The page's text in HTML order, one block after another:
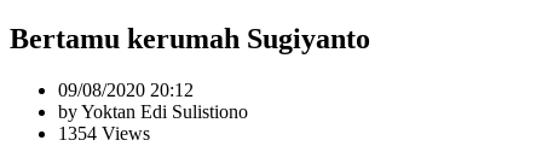
Bertamu kerumah Sugiyanto
09/08/2020 20:12
by Yoktan Edi Sulistiono
1354 Views